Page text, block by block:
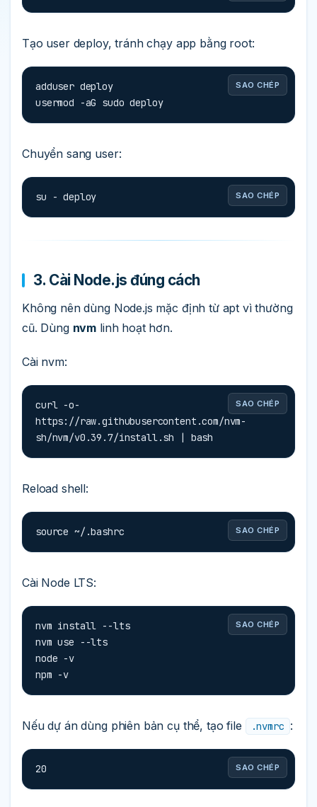
Tạo user deploy, tránh chạy app bằng root:
SAO CHÉP
adduser deploy
usermod -aG sudo deploy
Chuyển sang user:
SAO CHÉP
su - deploy
3. Cài Node.js đúng cách
Không nên dùng Node.js mặc định từ apt vì thường
cũ. Dùng nvm linh hoạt hơn.
Cài nvm:
SAO CHÉP
curl -o-
https://raw.githubusercontent.com/nvm-
sh/nvm/v0.39.7/install.sh | bash
Reload shell:
SAO CHÉP
source ~/.bashrc
Cài Node LTS:
SAO CHÉP
nvm install --lts
nvm use --lts
node -v
npm -v
Nếu dự án dùng phiên bản cụ thể, tạo file .nvmrc :
SAO CHÉP
20